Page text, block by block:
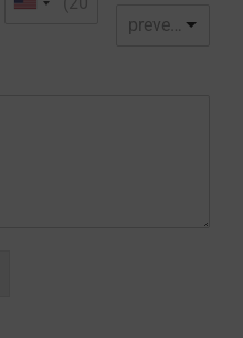
preventivo realizzazione sito web